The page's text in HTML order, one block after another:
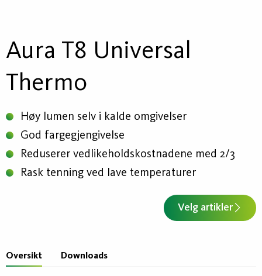
Aura T8 Universal
Thermo
Høy lumen selv i kalde omgivelser
God fargegjengivelse
Reduserer vedlikeholdskostnadene med 2/3
Rask tenning ved lave temperaturer
Velg artikler
Oversikt Downloads